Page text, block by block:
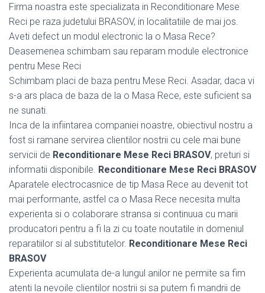
Firma noastra este specializata in Reconditionare Mese
Reci pe raza judetului BRASOV, in localitatiile de mai jos.
Aveti defect un modul electronic la o Masa Rece?
Deasemenea schimbam sau reparam module electronice
pentru Mese Reci
Schimbam placi de baza pentru Mese Reci. Asadar, daca vi
s-a ars placa de baza de la o Masa Rece, este suficient sa
ne sunati.
Inca de la infiintarea companiei noastre, obiectivul nostru a
fost si ramane servirea clientilor nostrii cu cele mai bune
servicii de Reconditionare Mese Reci BRASOV, preturi si
informatii disponibile. Reconditionare Mese Reci BRASOV
Aparatele electrocasnice de tip Masa Rece au devenit tot
mai performante, astfel ca o Masa Rece necesita multa
experienta si o colaborare stransa si continuua cu marii
producatori pentru a fi la zi cu toate noutatile in domeniul
reparatiilor si al substitutelor. Reconditionare Mese Reci
BRASOV
Experienta acumulata de-a lungul anilor ne permite sa fim
atenti la nevoile clientilor nostrii si sa putem fi mandrii de